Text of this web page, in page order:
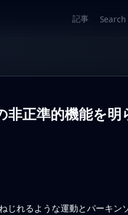
記事 Search
正準的機能を明
じれるような運動とパーキン